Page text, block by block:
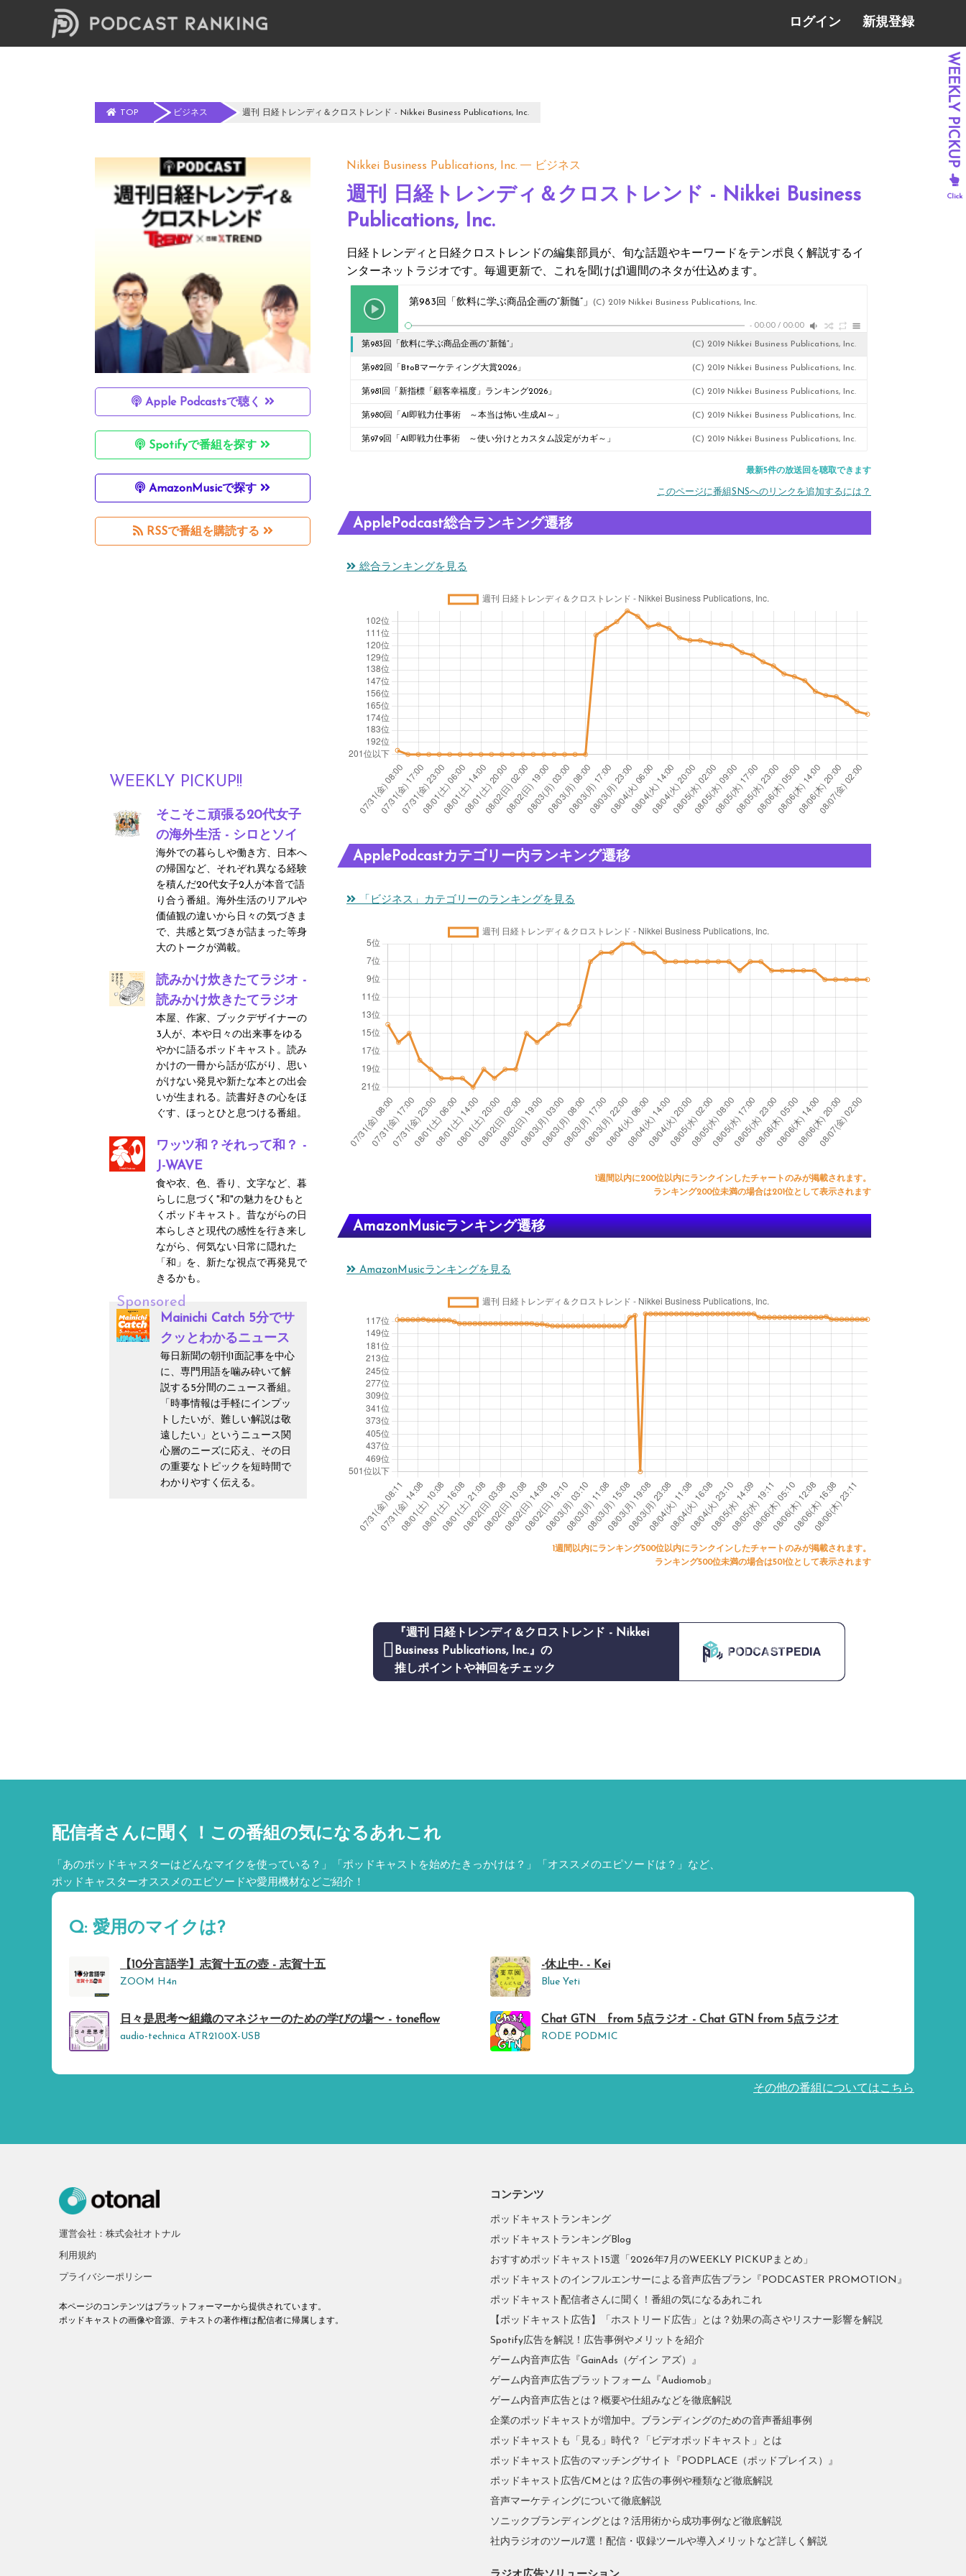
ログイン 新規登録
TOP ビジネス 週刊 日経トレンディ＆クロストレンド - Nikkei Business Publications, Inc.
Apple Podcastsで聴く
Spotifyで番組を探す
AmazonMusicで探す
RSSで番組を購読する
WEEKLY PICKUP!!
そこそこ頑張る20代女子
の海外生活 - シロとソイ
海外での暮らしや働き方、日本へ
の帰国など、それぞれ異なる経験
を積んだ20代女子2人が本音で語
り合う番組。海外生活のリアルや
価値観の違いから日々の気づきま
で、共感と気づきが詰まった等身
大のトークが満載。
読みかけ炊きたてラジオ -
読みかけ炊きたてラジオ
本屋、作家、ブックデザイナーの
3人が、本や日々の出来事をゆる
やかに語るポッドキャスト。読み
かけの一冊から話が広がり、思い
がけない発見や新たな本との出会
いが生まれる。読書好きの心をほ
ぐす、ほっとひと息つける番組。
ワッツ和？それって和？ -
J-WAVE
食や衣、色、香り、文字など、暮
らしに息づく"和"の魅力をひもと
くポッドキャスト。昔ながらの日
本らしさと現代の感性を行き来し
ながら、何気ない日常に隠れた
「和」を、新たな視点で再発見で
きるかも。
Sponsored
Mainichi Catch 5分でサ
クッとわかるニュース
毎日新聞の朝刊1面記事を中心
に、専門用語を噛み砕いて解
説する5分間のニュース番組。
「時事情報は手軽にインプッ
トしたいが、難しい解説は敬
遠したい」というニュース関
心層のニーズに応え、その日
の重要なトピックを短時間で
わかりやすく伝える。
Nikkei Business Publications, Inc. ビジネス
週刊 日経トレンディ＆クロストレンド - Nikkei Business
Publications, Inc.
日経トレンディと日経クロストレンドの編集部員が、旬な話題やキーワードをテンポ良く解説するイ
ンターネットラジオです。毎週更新で、これを聞けば1週間のネタが仕込めます。
第983回「飲料に学ぶ商品企画の“新髄”」 (C) 2019 Nikkei Business Publications, Inc.
- 00:00 / 00:00
第983回「飲料に学ぶ商品企画の“新髄”」 (C) 2019 Nikkei Business Publications, Inc.
第982回「BtoBマーケティング大賞2026」 (C) 2019 Nikkei Business Publications, Inc.
第981回「新指標「顧客幸福度」ランキング2026」 (C) 2019 Nikkei Business Publications, Inc.
第980回「AI即戦力仕事術 ～本当は怖い生成AI～」 (C) 2019 Nikkei Business Publications, Inc.
第979回「AI即戦力仕事術 ～使い分けとカスタム設定がカギ～」 (C) 2019 Nikkei Business Publications, Inc.
最新5件の放送回を聴取できます
このページに番組SNSへのリンクを追加するには？
ApplePodcast総合ランキング遷移
総合ランキングを見る
ApplePodcastカテゴリー内ランキング遷移
「ビジネス」カテゴリーのランキングを見る
1週間以内に200位以内にランクインしたチャートのみが掲載されます。
ランキング200位未満の場合は201位として表示されます
AmazonMusicランキング遷移
AmazonMusicランキングを見る
1週間以内にランキング500位以内にランクインしたチャートのみが掲載されます。
ランキング500位未満の場合は501位として表示されます
『週刊 日経トレンディ＆クロストレンド - Nikkei
Business Publications, Inc.』の
推しポイントや神回をチェック
配信者さんに聞く！ この番組の気になるあれこれ
「あのポッドキャスターはどんなマイクを使っている？」「ポッドキャストを始めたきっかけは？」「オススメのエピソードは？」など、
ポッドキャスターオススメのエピソードや愛用機材などご紹介！
Q: 愛用のマイクは?
【10分言語学】志賀十五の壺 - 志賀十五
ZOOM H4n
-休止中- - Kei
Blue Yeti
日々是思考〜組織のマネジャーのための学びの場〜 - toneflow
audio-technica ATR2100X-USB
Chat GTN from 5点ラジオ - Chat GTN from 5点ラジオ
RODE PODMIC
その他の番組についてはこちら
運営会社：株式会社オトナル
利用規約
プライバシーポリシー
本ページのコンテンツはプラットフォーマーから提供されています。
ポッドキャストの画像や音源、テキストの著作権は配信者に帰属します。
コンテンツ
ポッドキャストランキング
ポッドキャストランキングBlog
おすすめポッドキャスト15選「2026年7月のWEEKLY PICKUPまとめ」
ポッドキャストのインフルエンサーによる音声広告プラン『PODCASTER PROMOTION』
ポッドキャスト配信者さんに聞く！番組の気になるあれこれ
【ポッドキャスト広告】「ホストリード広告」とは？効果の高さやリスナー影響を解説
Spotify広告を解説！広告事例やメリットを紹介
ゲーム内音声広告『GainAds（ゲイン アズ）』
ゲーム内音声広告プラットフォーム『Audiomob』
ゲーム内音声広告とは？概要や仕組みなどを徹底解説
企業のポッドキャストが増加中。ブランディングのための音声番組事例
ポッドキャストも「見る」時代？「ビデオポッドキャスト」とは
ポッドキャスト広告のマッチングサイト『PODPLACE（ポッドプレイス）』
ポッドキャスト広告/CMとは？広告の事例や種類など徹底解説
音声マーケティングについて徹底解説
ソニックブランディングとは？活用術から成功事例など徹底解説
社内ラジオのツール7選！配信・収録ツールや導入メリットなど詳しく解説